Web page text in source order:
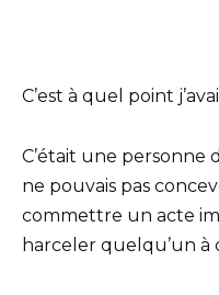
C’est à quel point
C’était une personne
ne pouvais pas
commettre un acte
harceler quelqu’un à